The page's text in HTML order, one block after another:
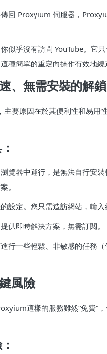
傳回 Proxyium 伺服器，
似乎沒有訪問 YouTube。它
種簡單的重定向操作有效地繞
、無需安裝的解鎖
要原因在於其便利性和易用
覽器中運行，是無法自行安
。
設定。您只需造訪網站，輸入
供即時解決方案，無需訂閱。
行一些輕鬆、非敏感的任務
風險
這樣的服務雖然“免費”